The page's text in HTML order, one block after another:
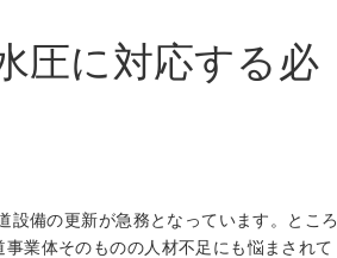
圧に対応する必
備の更新が急務となっています。ところ
業体そのものの人材不足にも悩まされて